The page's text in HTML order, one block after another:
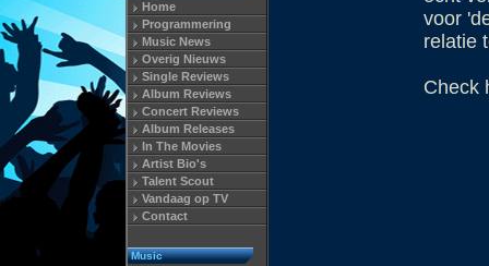
Home
Programmering
Music News
Overig Nieuws
Single Reviews
Album Reviews
Concert Reviews
Album Releases
In The Movies
Artist Bio's
Talent Scout
Vandaag op TV
Contact
Music
voor
relatie
Check